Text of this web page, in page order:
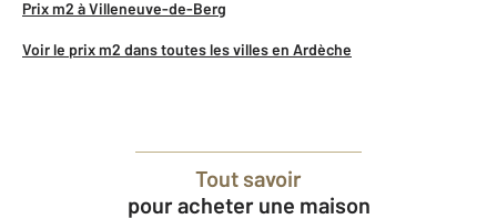
Prix m2 à Villeneuve-de-Berg
Voir le prix m2 dans toutes les villes en Ardèche
Tout savoir
pour acheter une maison